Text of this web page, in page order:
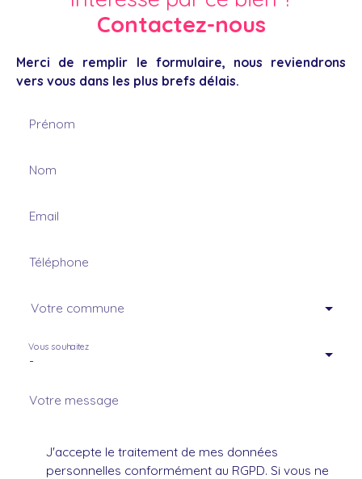
Contactez-nous
Merci de remplir le formulaire, nous reviendrons
vers vous dans les plus brefs délais.
Prénom
Nom
Email
Téléphone
Votre commune
-
Vous souhaitez
Votre message
J'accepte le traitement de mes données
personnelles conformément au RGPD. Si vous ne